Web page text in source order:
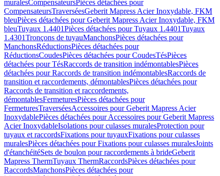
muralesCompensateursPièces détachées pour
CompensateursTraverséesGeberit Mapress Acier Inoxydable, FKM
bleuPièces détachées pour Geberit Mapress Acier Inoxydable, FKM
bleuTuyaux 1.4401Pièces détachées pour Tuyaux 1.4401Tuyaux
1.4301Tronçons de tuyauManchonsPièces détachées pour
ManchonsRéductionsPièces détachées pour
RéductionsCoudesPièces détachées pour CoudesTésPièces
détachées pour TésRaccords de transition indémontablesPièces
détachées pour Raccords de transition indémontablesRaccords de
transition et raccordements, démontablesPièces détachées pour
Raccords de transition et raccordements,
démontablesFermeturesPièces détachées pour
FermeturesTraverséesAccessoires pour Geberit Mapress Acier
InoxydablePièces détachées pour Accessoires pour Geberit Mapress
Acier InoxydableIsolations pour culasses muralesProtection pour
tuyaux et raccordsFixations pour tuyauxFixations pour culasses
muralesPièces détachées pour Fixations pour culasses muralesJoints
d'étanchéitéSets de boulon pour raccordements à brideGeberit
Mapress ThermTuyaux ThermRaccordsPièces détachées pour
RaccordsManchonsPièces détachées pour